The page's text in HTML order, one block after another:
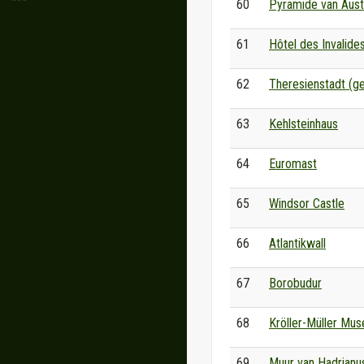
60 Pyramide van
61 Hôtel des Invalides
62 Theresienstadt
63 Kehlsteinhaus
64 Euromast
65 Windsor Castle
66 Atlantikwall
67 Borobudur
68 Kröller-Müller